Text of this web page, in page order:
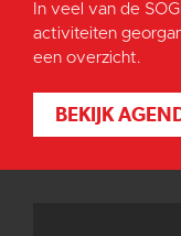
In veel van de
activiteiten
een overzicht.
BEKIJK